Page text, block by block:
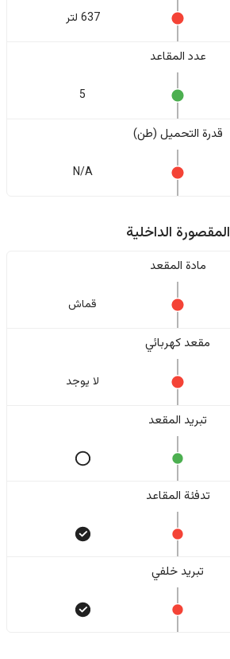
637 لتر
عدد المقاعد
5
قدرة التحميل (طن)
N/A
المقصورة الداخلية
مادة المقعد
قماش
مقعد كهربائي
لا یوجد
تبريد المقعد
تدفئة المقاعد
تبريد خلفي